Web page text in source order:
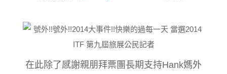
在此除了感謝親朋拜票團長期支持Hank媽外